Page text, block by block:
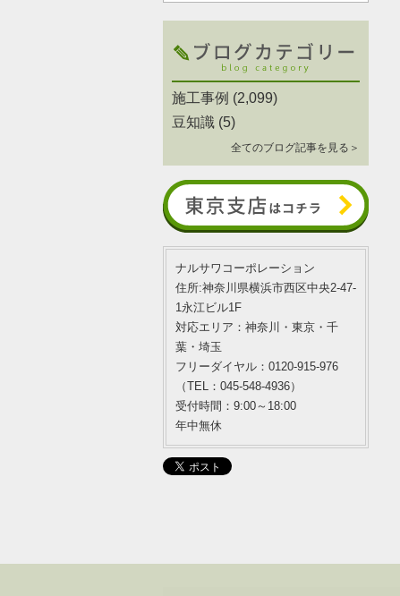
施工事例 (2,099)
豆知識 (5)
全てのブログ記事を見る＞
ナルサワコーポレーション
住所:神奈川県横浜市西区中央2-47-
1永江ビル1F
対応エリア：神奈川・東京・千
葉・埼玉
フリーダイヤル：0120-915-976
（TEL：045-548-4936）
受付時間：9:00～18:00
年中無休